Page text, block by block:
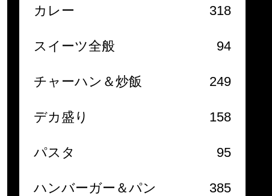
カレー 318
スイーツ全般 94
チャーハン＆炒飯 249
デカ盛り 158
パスタ 95
ハンバーガー＆パン 385